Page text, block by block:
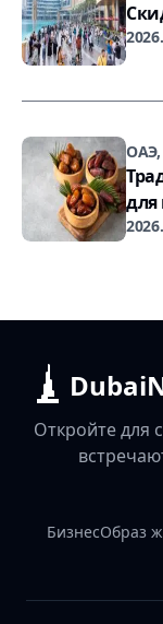
для
Откройте для
БизнесОбраз